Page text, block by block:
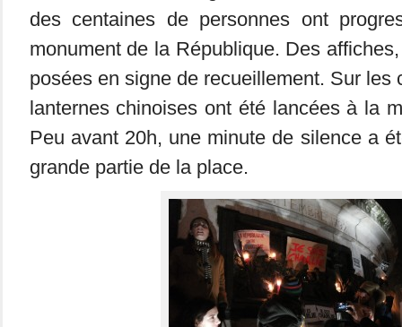
des centaines de personnes ont
monument de la République. Des
posées en signe de recueillement. Sur les
lanternes chinoises ont été lancées à la
Peu avant 20h, une minute de silence a
grande partie de la place.